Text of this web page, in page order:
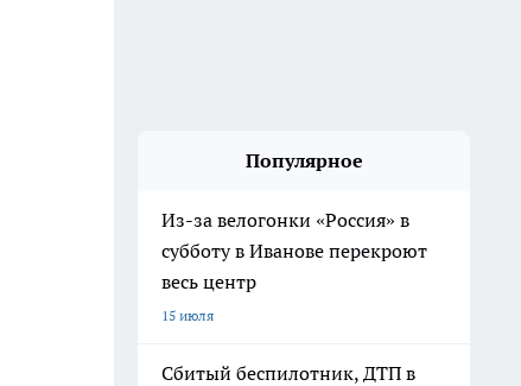
Популярное
Из-за велогонки «Россия» в
субботу в Иванове перекроют
весь центр
15 июля
Сбитый беспилотник, ДТП в